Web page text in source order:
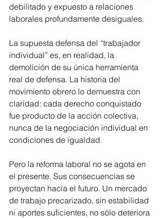
debilitado y expuesto a relaciones
laborales profundamente desiguales.
La supuesta defensa del “trabajador
individual” es, en realidad, la
demolición de su única herramienta
real de defensa. La historia del
movimiento obrero lo demuestra con
claridad: cada derecho conquistado
fue producto de la acción colectiva,
nunca de la negociación individual en
condiciones de igualdad.
Pero la reforma laboral no se agota en
el presente. Sus consecuencias se
proyectan hacia el futuro. Un mercado
de trabajo precarizado, sin estabilidad
ni aportes suficientes, no sólo deteriora